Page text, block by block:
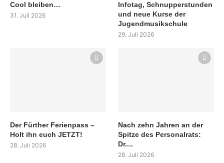
Cool bleiben…
31. Juli 2026
Infotag, Schnupperstunden
und neue Kurse der
Jugendmusikschule
29. Juli 2026
Der Fürther Ferienpass –
Holt ihn euch JETZT!
28. Juli 2026
Nach zehn Jahren an der
Spitze des Personalrats:
Dr....
28. Juli 2026